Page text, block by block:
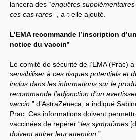
lancera des “enquêtes
ces cas rares ”, a-t-elle ajouté.
L’EMA recommande l’inscription
notice du vaccin”
Le comité de sécurité de l’EMA (Prac)
sensibiliser à ces risques potentiels et
inclus dans les informations sur le
recommande l’adjonction d’un
vaccin ” d’AstraZeneca, a indiqué
Prac. Ces informations doivent
vaccinées de repérer “les symptômes
doivent attirer leur attention ”.